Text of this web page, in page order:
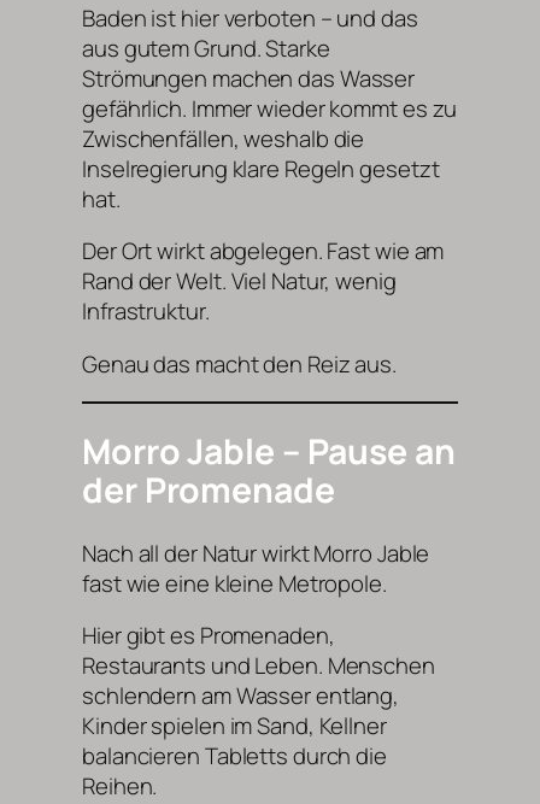
Baden ist hier verboten – und das
aus gutem Grund. Starke
Strömungen machen das Wasser
gefährlich. Immer wieder kommt es zu
Zwischenfällen, weshalb die
Inselregierung klare Regeln gesetzt
hat.
Der Ort wirkt abgelegen. Fast wie am
Rand der Welt. Viel Natur, wenig
Infrastruktur.
Genau das macht den Reiz aus.
Morro Jable – Pause an
der Promenade
Nach all der Natur wirkt Morro Jable
fast wie eine kleine Metropole.
Hier gibt es Promenaden,
Restaurants und Leben. Menschen
schlendern am Wasser entlang,
Kinder spielen im Sand, Kellner
balancieren Tabletts durch die
Reihen.